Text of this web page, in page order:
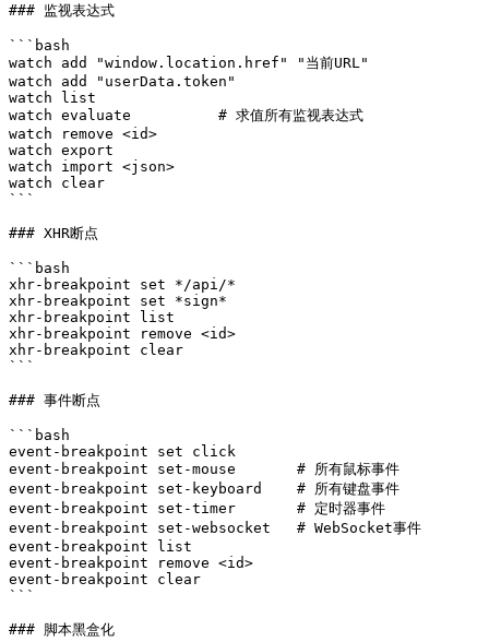
### 监视表达式
```bash
watch add "window.location.href" "当前URL"
watch add "userData.token"
watch list
watch evaluate          # 求值所有监视表达式
watch remove <id>
watch export
watch import <json>
watch clear
```
### XHR断点
```bash
xhr-breakpoint set */api/*
xhr-breakpoint set *sign*
xhr-breakpoint list
xhr-breakpoint remove <id>
xhr-breakpoint clear
```
### 事件断点
```bash
event-breakpoint set click
event-breakpoint set-mouse       # 所有鼠标事件
event-breakpoint set-keyboard    # 所有键盘事件
event-breakpoint set-timer       # 定时器事件
event-breakpoint set-websocket   # WebSocket事件
event-breakpoint list
event-breakpoint remove <id>
event-breakpoint clear
```
### 脚本黑盒化